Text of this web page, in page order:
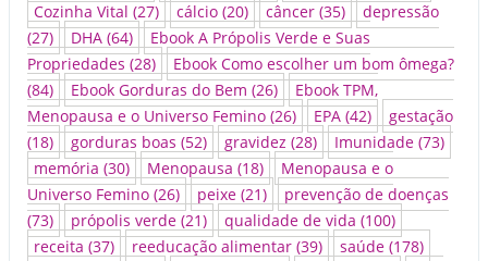
Cozinha Vital (27) cálcio (20) câncer (35)
depressão
(27)
DHA (64)
Ebook A Própolis Verde e Suas
Propriedades (28)
Ebook Como escolher um bom ômega?
(84)
Ebook Gorduras do Bem (26)
Ebook TPM,
Menopausa e o Universo Femino (26) EPA (42)
gestação
(18)
gorduras boas (52) gravidez (28) Imunidade (73)
memória (30) Menopausa (18)
Menopausa e o
Universo Femino (26) peixe (21)
prevenção de doenças
(73)
própolis verde (21) qualidade de vida (100)
receita (37) reeducação alimentar (39) saúde (178)